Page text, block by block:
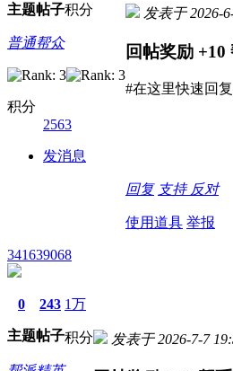
主题帖子积分
普通帮众
积分
2563
发消息
发表于 2026-
回帖奖励 +10
#在这里快速回
回复 支持 反对
使用道具 举报
341639068
0
主题
243
帖子
1万
积分 发表于 2026-7-7